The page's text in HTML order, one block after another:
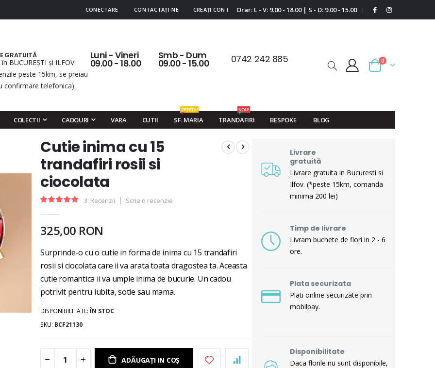
CONECTARE CONTACTAȚI-NE CREAȚI CONT Orar: L - V: 9.00 - 18.00 | S - D: 9.00 - 15.00 |
GRATUITĂ
BUCUREȘTI și ILFOV
peste 15km, se preiau
confirmare telefonica)
Luni - Vineri
09.00 - 18.00
Smb - Dum
09.00 - 15.00 0742 242 885
Cart
0
COLECTII CADOURI VARA CUTII SF. MARIA
OFERTA!
TRANDAFIRI
NOU!
BESPOKE BLOG
Skip
the
beginning
the
images
gallery
Cutie inima cu 15
trandafiri rosii si
ciocolata
Rating: 3 Recenzii Scrie o recenzie
325,00 RON
Surprinde-o cu o cutie in forma de inima cu 15 trandafiri
rosii si ciocolata care ii va arata toata dragostea ta. Aceasta
cutie romantica ii va umple inima de bucurie. Un cadou
potrivit pentru iubita, sotie sau mama.
DISPONIBILITATE: ÎN STOC
SKU BCF21130
ADĂUGAȚI IN COȘ
Livrare
gratuită
Livrare gratuita in Bucuresti si
Ilfov. (*peste 15km, comanda
minima 200 lei)
Timp de livrare
Livram buchete de flori in 2 - 6
ore.
Plata securizata
Plati online securizate prin
mobilpay.
Disponibilitate
Daca florile nu sunt disponibile,